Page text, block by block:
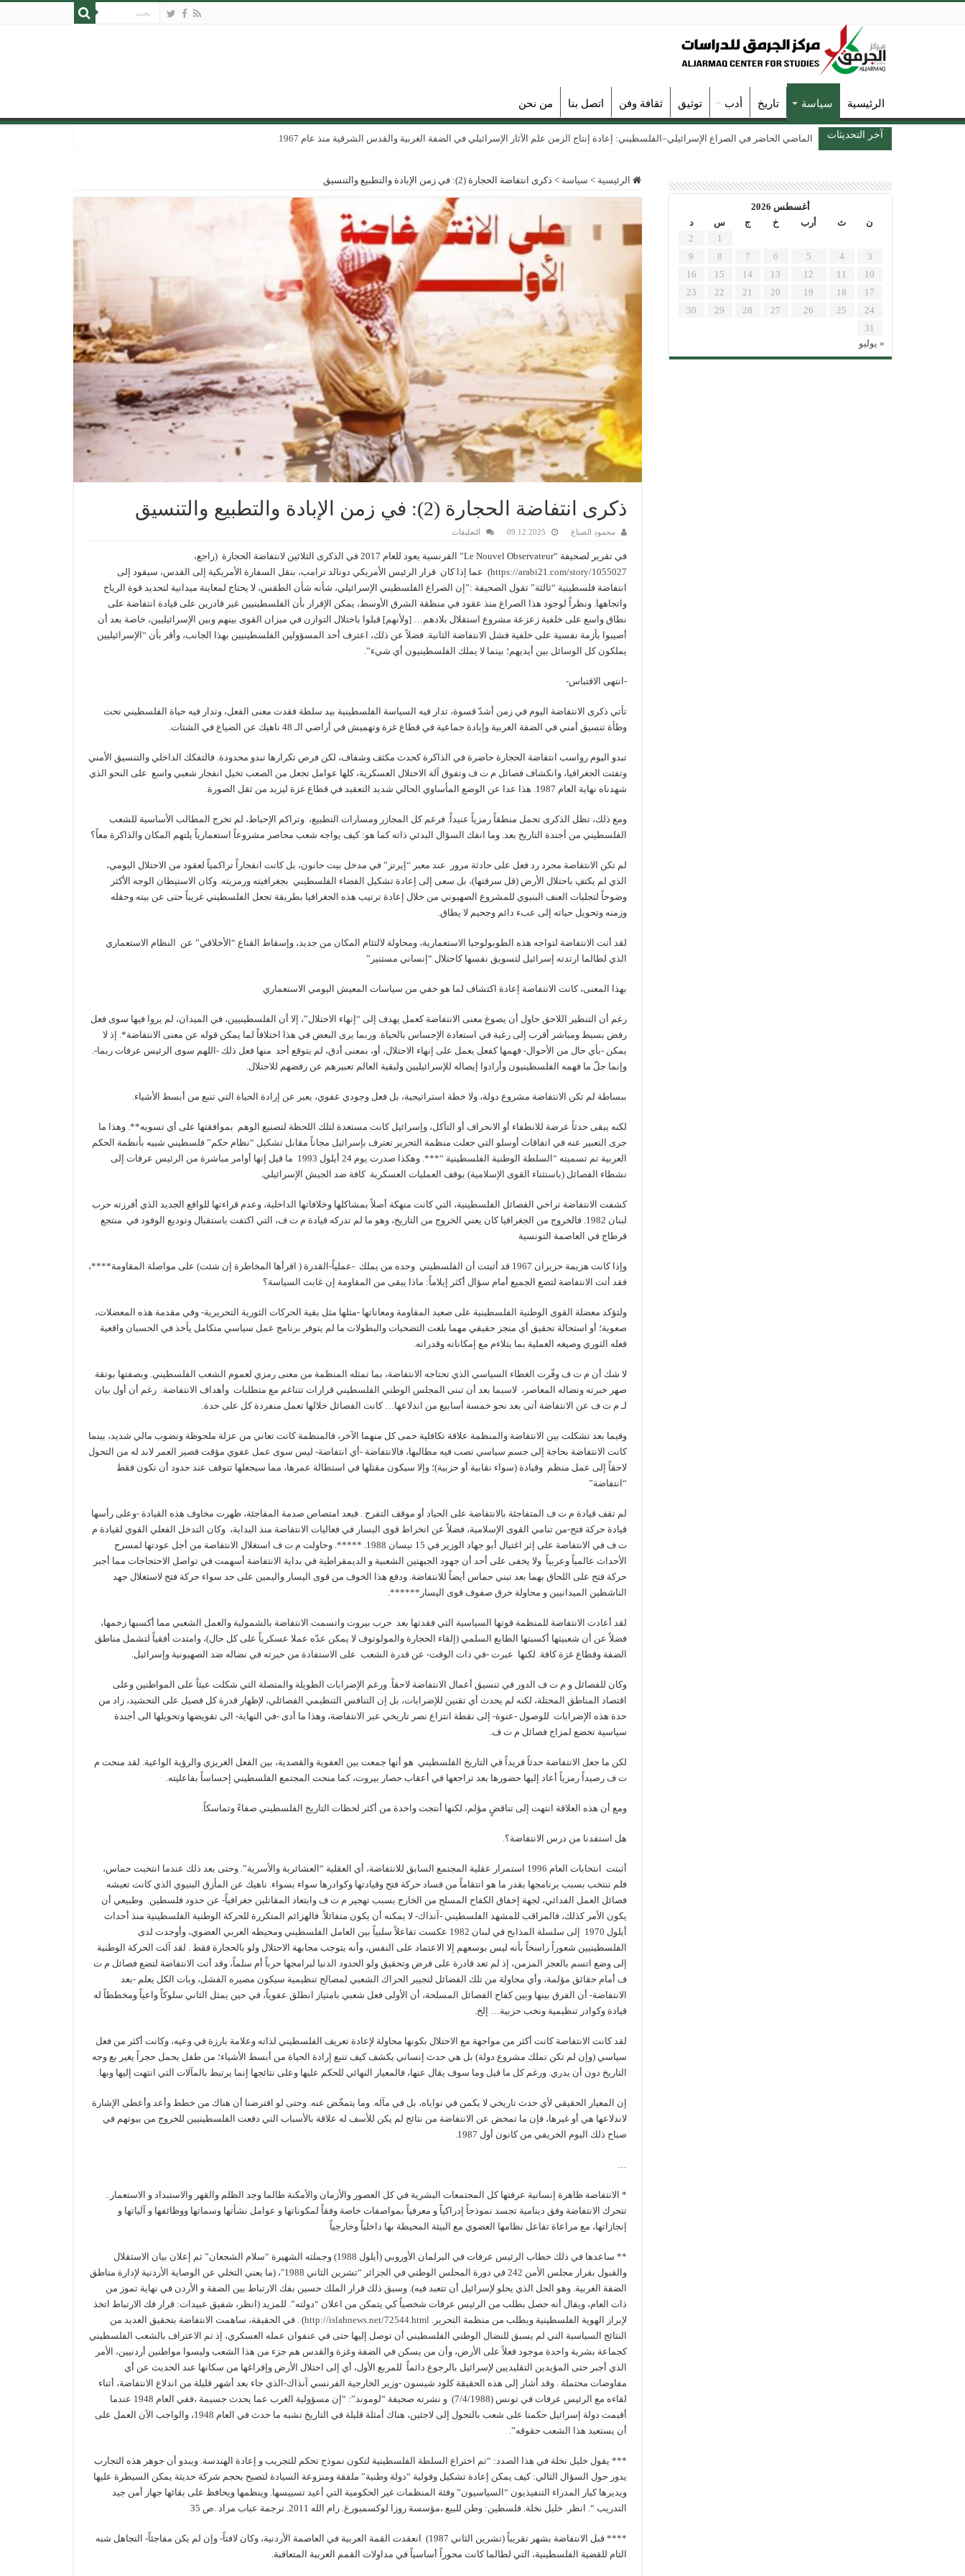
الرئيسية سياسة تاريخ أدب توثيق ثقافة وفن اتصل بنا من نحن
آخر التحديثات الماضي الحاضر في الصراع الإسرائيلي–الفلسطيني: إعادة إنتاج الزمن علم الآثار الإسرائيلي في الضفة الغربية والقدس الشرقية منذ عام 1967
الرئيسية > سياسة > ذكرى انتفاضة الحجارة (2): في زمن الإبادة والتطبيع والتنسيق
ذكرى انتفاضة الحجارة (2): في زمن الإبادة والتطبيع والتنسيق
محمود الصباغ 09.12.2025 التعليقات
الحجارة
في
زمن
الإبادة
والتطبيع
والتنسيق
مغلقة
في تقرير لصحيفة “Le Nouvel Observateur” الفرنسية يعود للعام 2017 في الذكرى الثلاثين لانتفاضة الحجارة (راجع،
https://arabi21.com/story/1055027) عما إذا كان قرار الرئيس الأمريكي دونالد ترامب، بنقل السفارة الأمريكية إلى القدس، سيقود إلى
انتفاضة فلسطينية “ثالثة” تقول الصحيفة :”إن الصراع الفلسطيني الإسرائيلي، شأنه شأن الطقس، لا يحتاج لمعاينة ميدانية لتحديد قوة الرياح
واتجاهها. ونظراً لوجود هذا الصراع منذ عقود في منطقة الشرق الأوسط، يمكن الإقرار بأن الفلسطينيين غير قادرين على قيادة انتفاضة على
نطاق واسع على خلفية زعزعة مشروع استقلال بلادهم… [ولأنهم] قبلوا باختلال التوازن في ميزان القوى بينهم وبين الإسرائيليين، خاصة بعد أن
أصيبوا بأزمة نفسية على خلفية فشل الانتفاضة الثانية. فضلاً عن ذلك، اعترف أحد المسؤولين الفلسطينيين بهذا الجانب، وأقر بأن “الإسرائيليين
يملكون كل الوسائل بين أيديهم؛ بينما لا يملك الفلسطينيون أي شيء”.
-انتهى الاقتباس-
تأتي ذكرى الانتفاضة اليوم في زمن أشدّ قسوة، تدار فيه السياسة الفلسطينية بيد سلطة فقدت معنى الفعل، وتدار فيه حياة الفلسطيني تحت
وطأة تنسيق أمني في الضفة الغربية وإبادة جماعية في قطاع غزة وتهميش في أراضي الـ 48 ناهيك عن الضياع في الشتات.
تبدو اليوم رواسب انتفاضة الحجارة حاضرة في الذاكرة كحدث مكثف وشفاف، لكن فرص تكرارها تبدو محدودة. فالتفكك الداخلي والتنسيق الأمني
وتفتت الجغرافيا، وانكشاف فصائل م ت ف وتفوق آلة الاحتلال العسكرية، كلها عوامل تجعل من الصعب تخيل انفجار شعبي واسع على النحو الذي
شهدناه نهاية العام 1987. هذا عدا عن الوضع المأساوي الحالي شديد التعقيد في قطاع غزة ليزيد من ثقل الصورة.
ومع ذلك، تظل الذكرى تحمل منطقاً رمزياً عنيداً. فرغم كل المجازر ومسارات التطبيع، وتراكم الإحباط، لم تخرج المطالب الأساسية للشعب
الفلسطيني من أجندة التاريخ بعد. وما انفك السؤال البدئي ذاته كما هو: كيف يواجه شعب محاصر مشروعاً استعمارياً يلتهم المكان والذاكرة معاً؟
لم تكن الانتفاضة مجرد رد فعل على حادثة مرور عند معبر “إيرتز” في مدخل بيت حانون، بل كانت انفجاراً تراكمياً لعقود من الاحتلال اليومي،
الذي لم يكتفِ باحتلال الأرض (قل سرقتها)، بل سعى إلى إعادة تشكيل الفضاء الفلسطيني بجغرافيته ورمزيته. وكان الاستيطان الوجه الأكثر
وضوحاً لتجليات العنف البنيوي للمشروع الصهيوني من خلال إعادة ترتيب هذه الجغرافيا بطريقة تجعل الفلسطيني غريباً حتى عن بيته وحقله
وزمنه وتحويل حياته إلى عبء دائم وجحيم لا يطاق.
لقد أتت الانتفاضة لتواجه هذه الطوبولوجيا الاستعمارية، ومحاولة لالتئام المكان من جديد، وإسقاط القناع “الأخلاقي” عن النظام الاستعماري
الذي لطالما ارتدته إسرائيل لتسويق نفسها كاحتلال “إنساني مستنير”
بهذا المعنى، كانت الانتفاضة إعادة اكتشاف لما هو خفي من سياسات المعيش اليومي الاستعماري
رغم أن التنظير اللاحق حاول أن يصوغ معنى الانتفاضة كعمل يهدف إلى “إنهاء الاحتلال”، إلا أن الفلسطينيين، في الميدان، لم يروا فيها سوى فعل
رفض بسيط ومباشر أقرب إلى رغبة في استعادة الإحساس بالحياة. وربما يرى البعض في هذا اختلافاً لما يمكن قوله عن معنى الانتفاضة*. إذ لا
يمكن -بأي حال من الأحوال- فهمها كفعل يعمل على إنهاء الاحتلال، أو، بمعنى أدق، لم يتوقع أحد منها فعل ذلك -اللهم سوى الرئيس عرفات ربما-.
وإنما جلّ ما فهمه الفلسطينيون وأرادوا إيصاله للإسرائيليين ولبقية العالم تعبيرهم عن رفضهم للاحتلال.
ببساطة لم تكن الانتفاضة مشروع دولة، ولا خطة استراتيجية، بل فعل وجودي عفوي، يعبر عن إرادة الحياة التي تنبع من أبسط الأشياء.
لكنه يبقى حدثاً عرضة للانطفاء أو الانحراف أو التآكل، وإسرائيل كانت مستعدة لتلك اللحظة لتصنيع الوهم بموافقتها على أي تسويه**. وهذا ما
جرى التعبير عنه في اتفاقات أوسلو التي جعلت منظمة التحرير تعترف بإسرائيل مجاناً مقابل تشكيل “نظام حكم” فلسطيني شبيه بأنظمة الحكم
العربية تم تسميته “السلطة الوطنية الفلسطينية “***. وهكذا صدرت يوم 24 أيلول 1993 ما قيل إنها أوامر مباشرة من الرئيس عرفات إلى
نشطاء الفصائل (باستثناء القوى الإسلامية) بوقف العمليات العسكرية كافة ضد الجيش الإسرائيلي.
كشفت الانتفاضة تراخي الفصائل الفلسطينية، التي كانت منهكة أصلاً بمشاكلها وخلافاتها الداخلية، وعدم قراءتها للواقع الجديد الذي أفرزته حرب
لبنان 1982. فالخروج من الجغرافيا كان يعني الخروج من التاريخ، وهو ما لم تدركه قيادة م ت ف، التي اكتفت باستقبال وتوديع الوفود في منتجع
قرطاج في العاصمة التونسية
وإذا كانت هزيمة حزيران 1967 قد أثبتت أن الفلسطيني وحده من يملك -عملياً-القدرة ( اقرأها المخاطرة إن شئت) على مواصلة المقاومة****،
فقد أتت الانتفاضة لتضع الجميع أمام سؤال أكثر إيلاماً: ماذا يبقى من المقاومة إن غابت السياسة؟
ولتؤكد معضلة القوى الوطنية الفلسطينية على صعيد المقاومة ومعاناتها -مثلها مثل بقية الحركات الثورية التحريرية- وفي مقدمة هذه المعضلات،
صعوبة؛ أو استحالة تحقيق أي منجز حقيقي مهما بلغت التضحيات والبطولات ما لم يتوفر برنامج عمل سياسي متكامل يأخذ في الحسبان واقعية
فعله الثوري وصيغه العملية بما يتلاءم مع إمكاناته وقدراته.
لا شك أن م ت ف وفّرت الغطاء السياسي الذي تحتاجه الانتفاضة، بما تمثله المنظمة من معنى رمزي لعموم الشعب الفلسطيني. وبصفتها بوتقة
صهر خبرته ونضاله المعاصر، لاسيما بعد أن تبنى المجلس الوطني الفلسطيني قرارات تتناغم مع متطلبات وأهداف الانتفاضة. رغم أن أول بيان
لـ م ت ف عن الانتفاضة أتى بعد نحو خمسة أسابيع من اندلاعها… كانت الفصائل خلالها تعمل منفردة كل على حدة.
وفيما بعد تشكلت بين الانتفاضة والمنظمة علاقة تكافلية حمى كل منهما الآخر، فالمنظمة كانت تعاني من عزلة ملحوظة ونضوب مالي شديد، بينما
كانت الانتفاضة بحاجة إلى جسم سياسي تصب فيه مطالبها، فالانتفاضة -أي انتفاضة- ليس سوى عمل عفوي مؤقت قصير العمر لابد له من التحول
لاحقاً إلى عمل منظم وقيادة (سواء نقابية أو حزبية)؛ وإلا سيكون مقتلها في استطالة عمرها، مما سيجعلها تتوقف عند حدود أن تكون فقط
“انتفاضة”
لم تقف قيادة م ت ف المتفاجئة بالانتفاضة على الحياد أو موقف التفرج . فبعد امتصاص صدمة المفاجئة، ظهرت مخاوف هذه القيادة -وعلى رأسها
قيادة حركة فتح-من تنامي القوى الإسلامية، فضلاً عن انخراط قوى اليسار في فعاليات الانتفاضة منذ البداية، وكان التدخل الفعلي القوي لقيادة م
ت ف في الانتفاضة على إثر اغتيال أبو جهاد الوزير في 15 نيسان 1988. *****. وحاولت م ت ف استغلال الانتفاضة من أجل عودتها لمسرح
الأحداث عالمياً وعربياً ولا يخفى على أحد أن جهود الجبهتين الشعبية و الديمقراطية في بداية الانتفاضة أسهمت في تواصل الاحتجاجات مما أجبر
حركة فتح على اللحاق بهما بعد تبني حماس أيضاً للانتفاضة. ودفع هذا الخوف من قوى اليسار واليمين على حد سواء حركة فتح لاستغلال جهد
الناشطين الميدانيين و محاولة خرق صفوف قوى اليسار******.
لقد أعادت الانتفاضة للمنظمة قوتها السياسية التي فقدتها بعد حرب بيروت واتسمت الانتفاضة بالشمولية والعمل الشعبي مما أكسبها زخمها،
فضلاً عن أن شعبيتها أكسبتها الطابع السلمي (إلقاء الحجارة والمولوتوف لا يمكن عدّه عملا عسكرياً على كل حال)، وامتدت أفقياً لتشمل مناطق
الضفة وقطاع غزة كافة. لكنها عبرت -في ذات الوقت- عن قدرة الشعب على الاستفادة من خبرته في نضاله ضد الصهيونية وإسرائيل.
وكان للفصائل و م ت ف الدور في تنسيق أعمال الانتفاضة لاحقاً. ورغم الإضرابات الطويلة والمتصلة التي شكلت عبئاً على المواطنين وعلى
اقتصاد المناطق المحتلة، لكنه لم يحدث أي تقنين للإضرابات، بل إن التنافس التنظيمي الفصائلي، لإظهار قدرة كل فصيل على التحشيد، زاد من
حدة هذه الإضرابات للوصول -عنوة- إلى نقطة انتزاع نصر تاريخي عبر الانتفاضة، وهذا ما أدى -في النهاية- الى تقويضها وتحويلها الى أجندة
سياسية تخضع لمزاج فصائل م ت ف.
لكن ما جعل الانتفاضة حدثاً فريداً في التاريخ الفلسطيني هو أنها جمعت بين العفوية والقصدية، بين الفعل الغريزي والرؤية الواعية. لقد منحت م
ت ف رصيداً رمزياً أعاد إليها حضورها بعد تراجعها في أعقاب حصار بيروت، كما منحت المجتمع الفلسطيني إحساساً بفاعليته.
ومع أن هذه العلاقة انتهت إلى تناقضٍ مؤلم، لكنها أنتجت واحدة من أكثر لحظات التاريخ الفلسطيني صفاءً وتماسكاً.
هل استفدنا من درس الانتفاضة؟.
أثبتت انتخابات العام 1996 استمرار عقلية المجتمع السابق للانتفاضة، أي العقلية “العشائرية والأسرية”. وحتى بعد ذلك عندما انتخبت حماس،
فلم تنتخب بسبب برنامجها بقدر ما هو انتقاماً من فساد حركة فتح وقيادتها وكوادرها سواء بسواء. ناهيك عن المأزق البنيوي الذي كانت تعيشه
فصائل العمل الفدائي، لجهة إخفاق الكفاح المسلح من الخارج بسبب تهجير م ت ف وابتعاد المقاتلين جغرافياً- عن حدود فلسطين. وطبيعي أن
يكون الأمر كذلك، فالمراقب للمشهد الفلسطيني -آنذاك- لا يمكنه أن يكون متفائلاً. فالهزائم المتكررة للحركة الوطنية الفلسطينية منذ أحداث
أيلول 1970 إلى سلسلة المذابح في لبنان 1982 عكست تفاعلاً سلبياً بين العامل الفلسطيني ومحيطه العربي العضوي، وأوجدت لدى
الفلسطينيين شعوراً راسخاً بأنه ليس بوسعهم إلا الاعتماد على النفس، وأنه يتوجب مجابهة الاحتلال ولو بالحجارة فقط . لقد آلت الحركة الوطنية
إلى وضع اتسم بالعجز المزمن، إذ لم تعد قادرة على فرض وتحقيق ولو الحدود الدنيا لبرامجها حرباً أم سلماً، وقد أتت الانتفاضة لتضع فصائل م ت
ف أمام حقائق مؤلمة، وأي محاولة من تلك الفضائل لتجيير الحراك الشعبي لمصالح تنظيمية سيكون مصيره الفشل، وبات الكل يعلم -بعد
الانتفاضة- أن الفرق بينها وبين كفاح الفصائل المسلحة، أن الأولى فعل شعبي بامتياز انطلق عفوياً، في حين يمثل الثاني سلوكاً واعياً ومخططاً له
قيادة وكوادر تنظيمية ونخب حزبية… إلخ.
لقد كانت الانتفاضة كانت أكثر من مواجهة مع الاحتلال بكونها محاولة لإعادة تعريف الفلسطيني لذاته وعلامة بارزة في وعيه، وكانت أكثر من فعل
سياسي (وإن لم تكن تملك مشروع دولة) بل هي حدث إنساني يكشف كيف تنبع إرادة الحياة من أبسط الأشياء؛ من طفل يحمل حجراً يغير بع وجه
التاريخ دون أن يدري. ورغم كل ما قيل وما سوف يقال عنها، فالمعيار النهائي للحكم عليها وعلى نتائجها إنما يرتبط بالمآلات التي انتهت إليها وبها.
إن المعيار الحقيقي لأي حدث تاريخي لا يكمن في نواياه، بل في مآله. وما يتمخّض عنه. وحتى لو افترضنا أن هناك من خطط وأعد وأعطى الإشارة
لاندلاعها هي أو غيرها، فإن ما تمخض عن الانتفاضة من نتائج لم يكن للأسف له علاقة بالأسباب التي دفعت الفلسطينيين للخروج من بيوتهم في
صباح ذلك اليوم الخريفي من كانون أول 1987.
…
* الانتفاضة ظاهرة إنسانية عرفتها كل المجتمعات البشرية في كل العصور والأزمان والأمكنة طالما وجد الظلم والقهر والاستبداد و الاستعمار..
تتحرك الانتفاضة وفق دينامية تجسد نموذجاً إدراكياً و معرفياً بمواصفات خاصة وفقاً لمكوناتها و عوامل نشأتها وسماتها ووظائفها و آلياتها و
إنجازاتها، مع مراعاة تفاعل نظامها العضوي مع البيئة المحيطة بها داخلياً وخارجياً
‏** ساعدها في ذلك خطاب الرئيس عرفات في البرلمان الأوروبي (أيلول 1988) وجملته الشهيرة “سلام الشجعان” ثم إعلان بيان الاستقلال
والقبول بقرار مجلس الأمن 242 في دورة المحلس الوطني في الجزائر “تشرين الثاني 1988″، (ما يعني التخلي عن الوصاية الأردنية لإدارة مناطق
الضفة الغربية. وهو الحل الذي يحلو لإسرائيل أن تتعبد فيه). وسبق ذلك قرار الملك حسين بفك الارتباط بين الضفة و الأردن في نهاية تموز من
ذات العام، ويقال أنه حصل بطلب من الرئيس عرفات شخصياً كي يتمكن من اعلان “دولته”. للمزيد (انظر، شفيق عبيدات: قرار فك الارتباط اتخذ
لإبراز الهوية الفلسطينية وبطلب من منظمة التحرير.http://islahnews.net/72544.html) . في الحقيقة، ساهمت الانتفاضة بتحقيق العديد من
النتائج السياسية التي لم يسبق للنضال الوطني الفلسطيني أن توصل إليها حتى في عنفوان عمله العسكري، إذ تم الاعتراف بالشعب الفلسطيني
كجماعة بشرية واحدة موجود فعلاً على الأرض، وأن من يسكن في الضفة وغزة والقدس هم جزء من هذا الشعب وليسوا مواطنين أردنيين، الأمر
الذي أجبر حتى المؤيدين التقليديين لإسرائيل بالرجوع دائماً للمربع الأول، أي إلى احتلال الأرض وإفراغها من سكانها عند الحديث عن أي
مفاوضات محتملة . وقد أشار إلى هذه الحقيقة كلود شيسون -وزير الخارجية الفرنسي آنذاك-الذي جاء بعد أشهر قليلة من اندلاع الانتفاضة، أثناء
لقاءه مع الرئيس عرفات في تونس (7/4/1988) و نشرته صحيفة “لوموند”: “إن مسؤولية الغرب عما يحدث جسيمة ،ففي العام 1948 عندما
أقيمت دولة إسرائيل حكمنا على شعب بالتحول إلى لاجئين، هناك أمثلة قليلة في التاريخ تشبه ما حدث في العام 1948، والواجب الآن العمل على
أن يستعيد هذا الشعب حقوقه”.
*** يقول خليل نخلة في هذا الصدد: “تم اختراع السلطة الفلسطينية لتكون نموذج تحكم للتجريب و إعادة الهندسة. ويبدو أن جوهر هذه التجارب
يدور حول السؤال التالي: كيف يمكن إعادة تشكيل وقولبة “دولة وطنية” ملفقة ومنزوعة السيادة لتصبح بحجم شركة حديثة يمكن السيطرة عليها
ويديرها كبار المدراء التنفيذيون “السياسيون” وفئة المنظمات غير الحكومية التي أعيد تسييسها. وينظمها ويحافظ على بقائها جهاز أمن جيد
التدريب “. انظر. خليل نخلة. فلسطين: وطن للبيع ،مؤسسة روزا لوكسمبورغ. رام الله 2011. ترجمة عباب مراد .ص 35
**** قبل الانتفاضة بشهر تقريباً (تشرين الثاني 1987) انعقدت القمة العربية في العاصمة الأردنية، وكان لافتاً- وإن لم يكن مفاجئاً- التجاهل شبه
التام للقضية الفلسطينية، التي لطالما كانت محوراً أساسياً في مداولات القمم العرببة المتعاقبة.
أغسطس 2026
ن
ث أرب خ ج س
د
1
2
3
4
5
6
7
8
9
10
11
12
13
14
15
16
17
18
19
20
21
22
23
24
25
26
27
28
29
30
31
« يوليو